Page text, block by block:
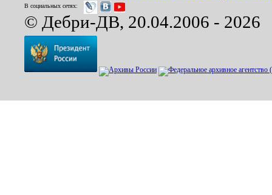
В социальных сетях:
© Дебри-ДВ, 20.04.2006 - 2026